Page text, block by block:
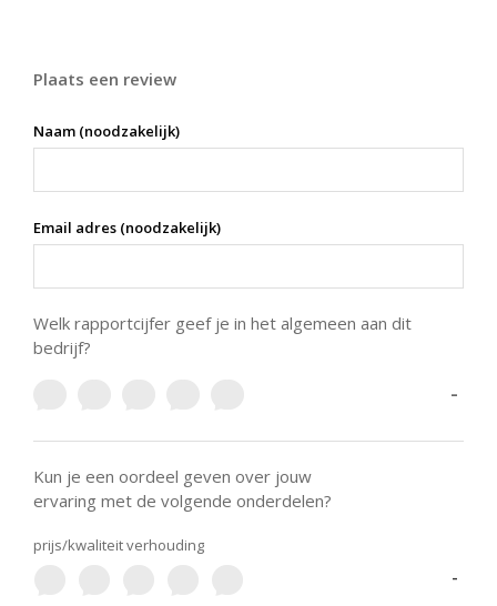
Plaats een review
Naam (noodzakelijk)
Email adres (noodzakelijk)
Welk rapportcijfer geef je in het algemeen aan dit
bedrijf?
-
Kun je een oordeel geven over jouw
ervaring met de volgende onderdelen?
prijs/kwaliteit verhouding
-